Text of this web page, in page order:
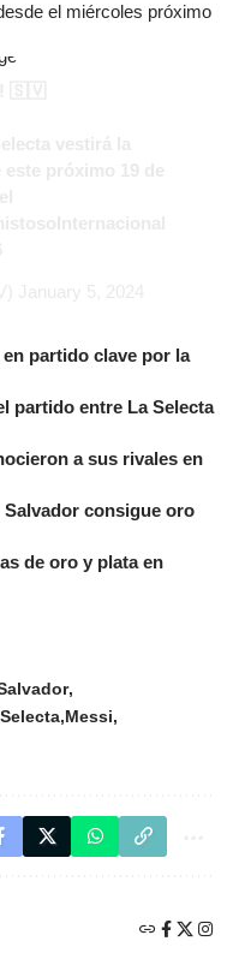
el miércoles próximo
en partido clave por la
partido entre La Selecta
a sus rivales en
consigue oro
de oro y plata en
Messi